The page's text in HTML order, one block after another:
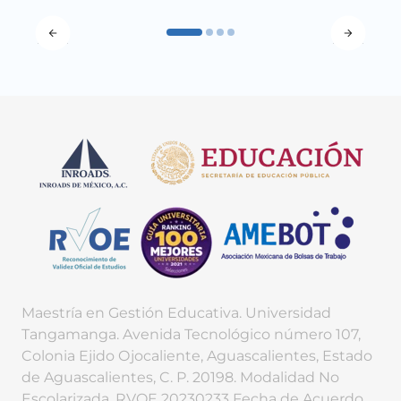
Maestría en Gestión Educativa. Universidad
Tangamanga. Avenida Tecnológico número 107,
Colonia Ejido Ojocaliente, Aguascalientes, Estado
de Aguascalientes, C. P. 20198. Modalidad No